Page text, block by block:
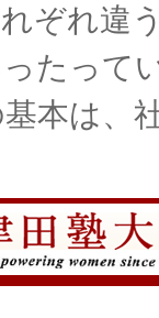
ぞれ違
たって
本は、